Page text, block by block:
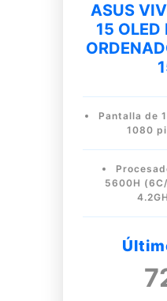
ASUS
15
Pantalla de
1080
5600H